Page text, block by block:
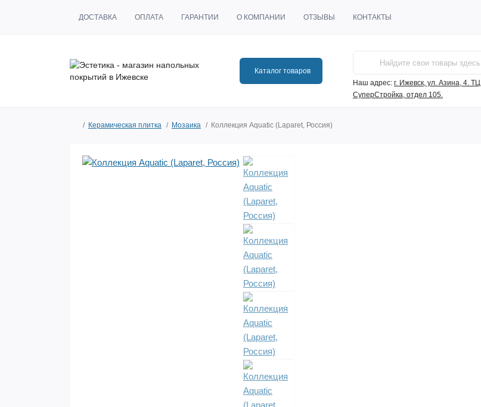
ДОСТАВКА ОПЛАТА ГАРАНТИИ О КОМПАНИИ ОТЗЫВЫ КОНТАКТЫ
Каталог товаров
Наш адрес: г. Ижевск, ул. Азина, 4. ТЦ
СуперСтройка, отдел 105.
Керамическая плитка Мозаика Коллекция Aquatic (Laparet, Россия)